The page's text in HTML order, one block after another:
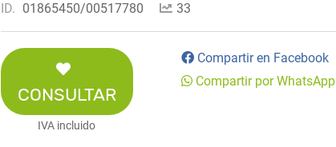
ID. 01865450/00517780 33
CONSULTAR
IVA incluido
Compartir en Facebook
Compartir por WhatsApp